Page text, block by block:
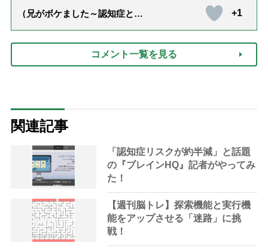
（兄がボケました～認知症と介
達』が届きました」）
+1
コメント一覧を見る
関連記事
「認知症リスクが約半減」と話題
の『ブレインHQ』記者がやってみ
た！
【週刊脳トレ】探索機能と実行機
能をアップさせる「迷路」に挑
戦！